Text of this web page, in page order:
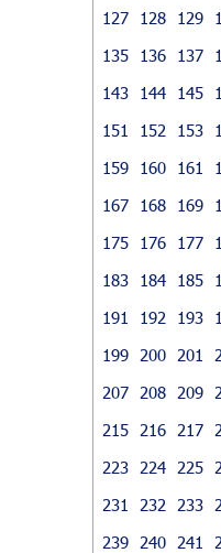
127
128 129
135
136 137
143
144 145
151
152 153
159
160 161
167
168 169
175
176 177
183
184 185
191
192 193
199
200 201
207
208 209
215
216 217
223
224 225
231
232 233
239
240 241